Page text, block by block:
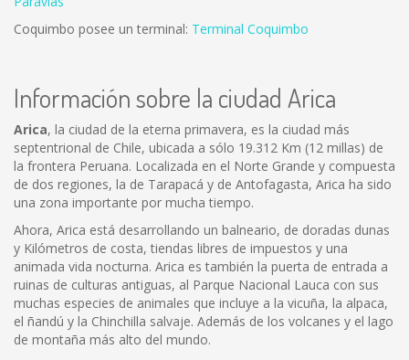
Coquimbo posee un terminal: Terminal Coquimbo
Información sobre la ciudad Arica
Arica, la ciudad de la eterna primavera, es la ciudad más
septentrional de Chile, ubicada a sólo 19.312 Km (12 millas) de
la frontera Peruana. Localizada en el Norte Grande y compuesta
de dos regiones, la de Tarapacá y de Antofagasta, Arica ha sido
una zona importante por mucha tiempo.
Ahora, Arica está desarrollando un balneario, de doradas dunas
y Kilómetros de costa, tiendas libres de impuestos y una
animada vida nocturna. Arica es también la puerta de entrada a
ruinas de culturas antiguas, al Parque Nacional Lauca con sus
muchas especies de animales que incluye a la vicuña, la alpaca,
el ñandú y la Chinchilla salvaje. Además de los volcanes y el lago
de montaña más alto del mundo.